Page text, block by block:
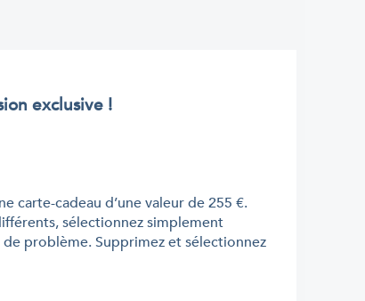
exclusive !
carte-cadeau d’une valeur de 255 €.
sélectionnez simplement
problème. Supprimez et sélectionnez